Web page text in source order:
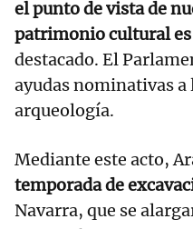
el punto de vista de
patrimonio cultural
destacado. El
ayudas nominativas a
arqueología.
Mediante este acto,
temporada de
Navarra, que se